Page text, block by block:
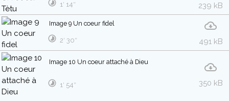
239 kB
1′ 14″
Image 9 Un coeur fidel
491 kB
2′ 30″
Image 10 Un coeur attaché à Dieu
350 kB
1′ 54″